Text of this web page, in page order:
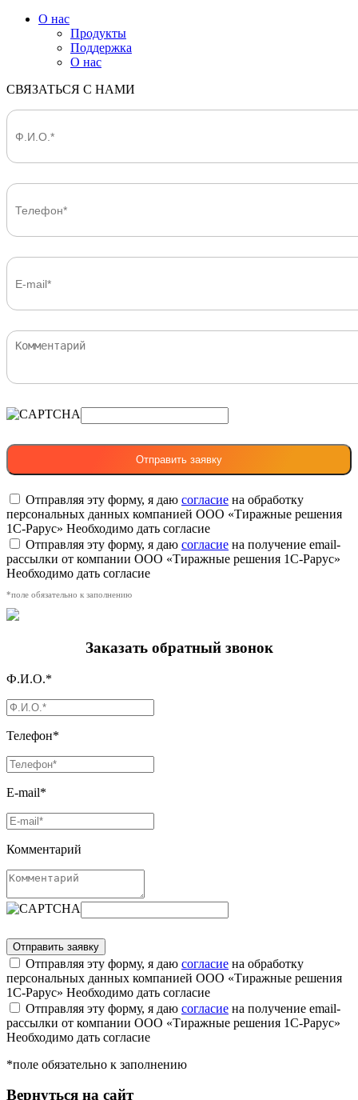
О нас
Продукты
Поддержка
О нас
СВЯЗАТЬСЯ С НАМИ
Отправляя эту форму, я даю согласие на обработку
персональных данных компанией ООО «Тиражные решения
1С-Рарус» Необходимо дать согласие
Отправляя эту форму, я даю согласие на получение email-
рассылки от компании ООО «Тиражные решения 1С-Рарус»
Необходимо дать согласие
*поле обязательно к заполнению
Заказать обратный звонок
Ф.И.О.*
Телефон*
E-mail*
Комментарий
Отправляя эту форму, я даю согласие на обработку
персональных данных компанией ООО «Тиражные решения
1С-Рарус» Необходимо дать согласие
Отправляя эту форму, я даю согласие на получение email-
рассылки от компании ООО «Тиражные решения 1С-Рарус»
Необходимо дать согласие
*поле обязательно к заполнению
Вернуться на сайт